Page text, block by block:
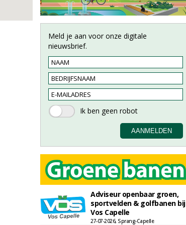
Meld je aan voor onze digitale
nieuwsbrief.
Adviseur openbaar groen,
sportvelden & golfbanen bij
Vos Capelle
27-07-2026, Sprang-Capelle